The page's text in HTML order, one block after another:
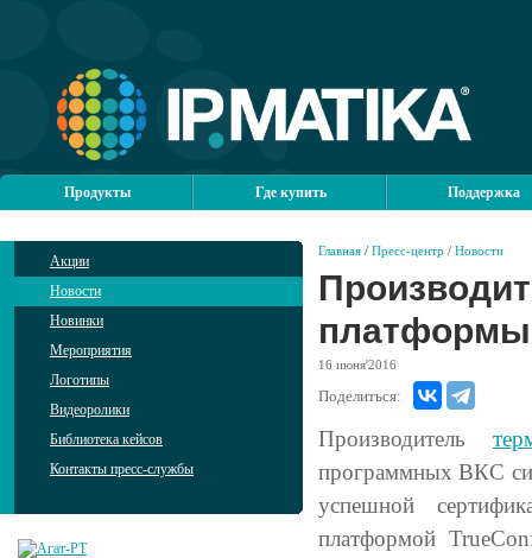
Продукты Где купить Поддержка
Акции
Новости
Новинки
Мероприятия
Логотипы
Видеоролики
Библиотека кейсов
Контакты пресс-службы
Главная / Пресс-центр / Новости
16 июня'2016
Поделиться:
Производитель
программных ВКС
успешной
платформой